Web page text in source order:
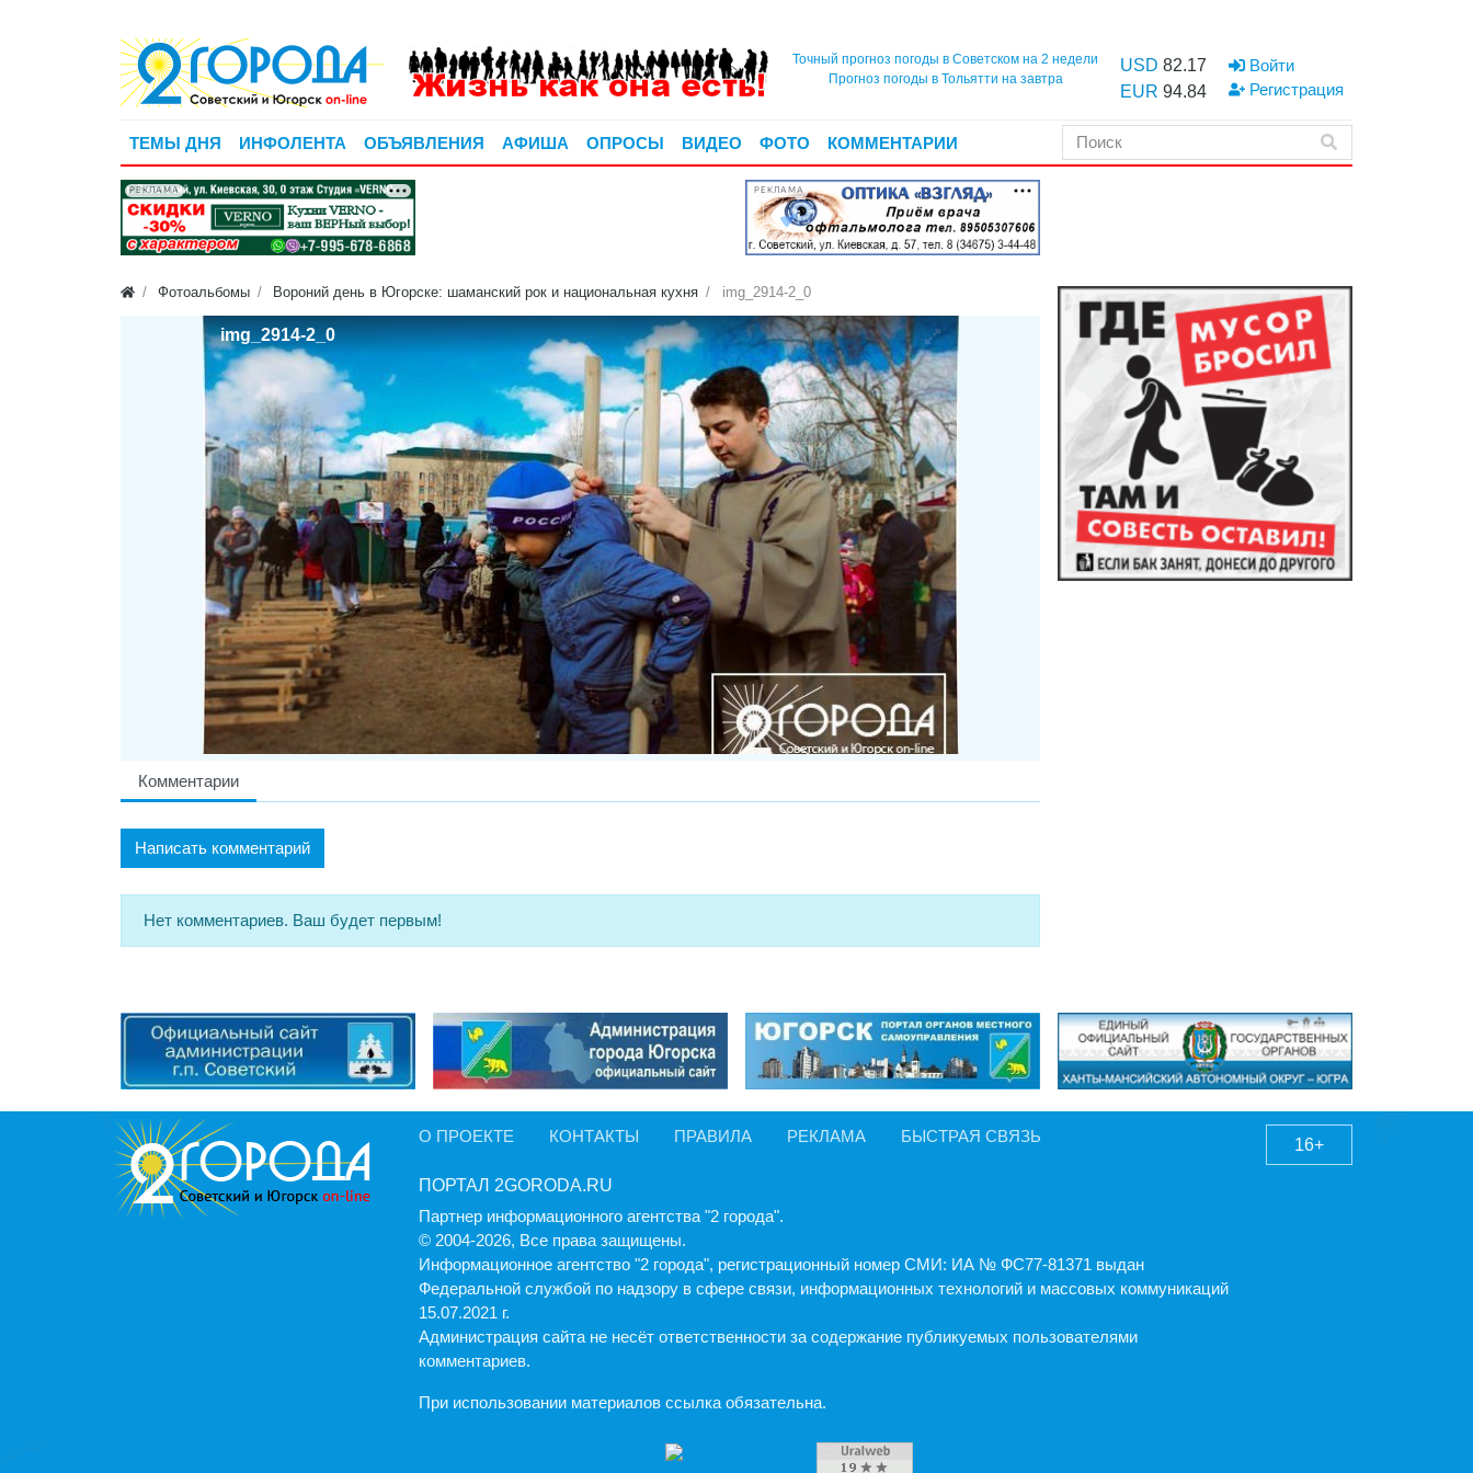
Точный прогноз погоды в Советском на 2 недели
Прогноз погоды в Тольятти на завтра
USD 82.17
EUR 94.84
Войти
Регистрация
ТЕМЫ ДНЯ ИНФОЛЕНТА ОБЪЯВЛЕНИЯ АФИША ОПРОСЫ ВИДЕО ФОТО КОММЕНТАРИИ
РЕКЛАМА РЕКЛАМА
Фотоальбомы Вороний день в Югорске: шаманский рок и национальная кухня img_2914-2_0
img_2914-2_0
Комментарии
Написать комментарий
Нет комментариев. Ваш будет первым!
О ПРОЕКТЕ КОНТАКТЫ ПРАВИЛА РЕКЛАМА БЫСТРАЯ СВЯЗЬ
ПОРТАЛ 2GORODA.RU
Партнер информационного агентства "2 города".
© 2004-2026, Все права защищены.
Информационное агентство "2 города", регистрационный номер СМИ: ИА № ФС77-81371 выдан
Федеральной службой по надзору в сфере связи, информационных технологий и массовых коммуникаций
15.07.2021 г.
Администрация cайта не несёт ответственности за содержание публикуемых пользователями
комментариев.
При использовании материалов ссылка обязательна.
16+